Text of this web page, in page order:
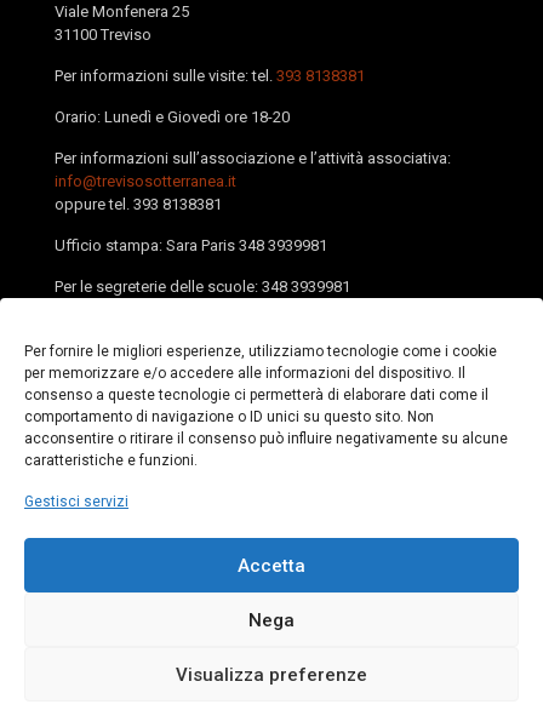
Per fornire le migliori esperienze, utilizziamo tecnologie come i cookie
per memorizzare e/o accedere alle informazioni del dispositivo. Il
consenso a queste tecnologie ci permetterà di elaborare dati come il
comportamento di navigazione o ID unici su questo sito. Non
acconsentire o ritirare il consenso può influire negativamente su alcune
caratteristiche e funzioni.
Gestisci servizi
Accetta
Nega
Visualizza preferenze
Viale Monfenera 25
31100 Treviso
Per informazioni sulle visite: tel. 393 8138381
Orario: Lunedì e Giovedì ore 18-20
Per informazioni sull’associazione e l’attività associativa:
info@trevisosotterranea.it
oppure tel. 393 8138381
Ufficio stampa: Sara Paris 348 3939981
Per le segreterie delle scuole: 348 3939981
Facebook
Instagram
YouTube
© Associazione Treviso Sotterranea – Viale Monfenera 25,
Privacy|Cookie| Web:ELAN42.com